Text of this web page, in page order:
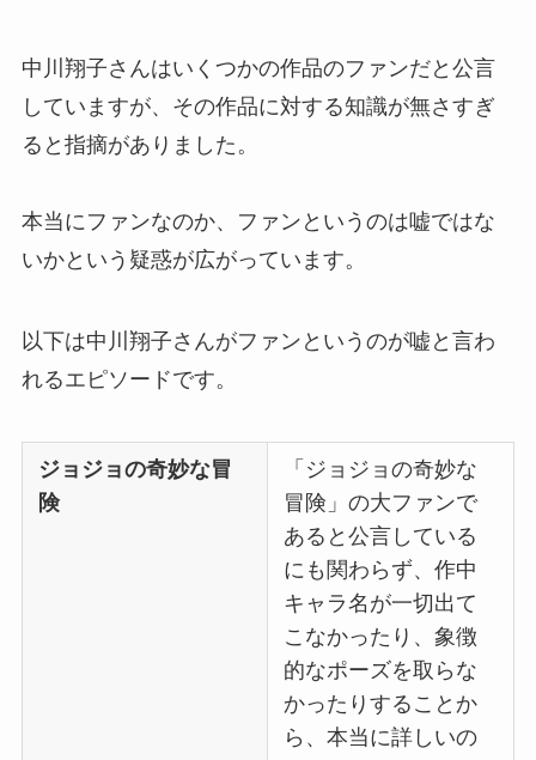
中川翔子さんはいくつかの作品のファンだと公言
していますが、その作品に対する知識が無さすぎ
ると指摘がありました。
本当にファンなのか、ファンというのは嘘ではな
いかという疑惑が広がっています。
以下は中川翔子さんがファンというのが嘘と言わ
れるエピソードです。
ジョジョの奇妙な冒
険
「ジョジョの奇妙な
冒険」の大ファンで
あると公言している
にも関わらず、作中
キャラ名が一切出て
こなかったり、象徴
的なポーズを取らな
かったりすることか
ら、本当に詳しいの